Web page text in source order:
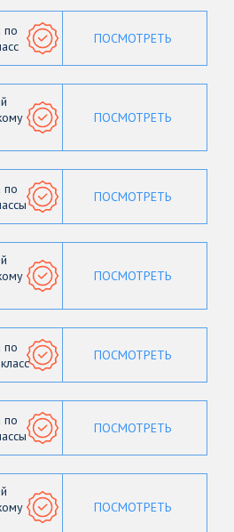
по
ПОСМОТРЕТЬ
ПОСМОТРЕТЬ
по
ПОСМОТРЕТЬ
ПОСМОТРЕТЬ
по
ПОСМОТРЕТЬ
по
ПОСМОТРЕТЬ
ПОСМОТРЕТЬ